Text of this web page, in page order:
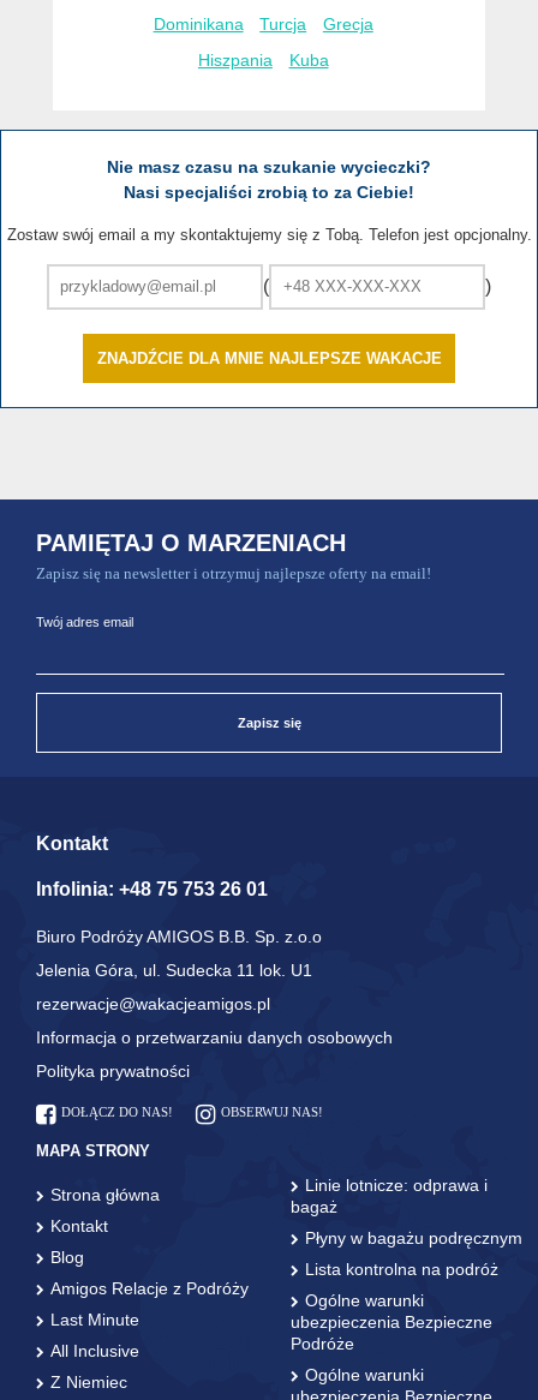
Dominikana
Turcja Grecja
Hiszpania Kuba
Nie masz czasu na szukanie wycieczki?
Nasi specjaliści zrobią to za Ciebie!
Zostaw swój email a my skontaktujemy się z Tobą. Telefon jest opcjonalny.
( )
ZNAJDŹCIE DLA MNIE NAJLEPSZE WAKACJE
PAMIĘTAJ O MARZENIACH
Zapisz się na newsletter i otrzymuj najlepsze oferty na email!
Twój adres email
Zapisz się
Kontakt
Infolinia: +48 75 753 26 01
Biuro Podróży AMIGOS B.B. Sp. z.o.o
Jelenia Góra, ul. Sudecka 11 lok. U1
rezerwacje@wakacjeamigos.pl
Informacja o przetwarzaniu danych osobowych
Polityka prywatności
DOŁĄCZ DO NAS! OBSERWUJ NAS!
MAPA STRONY
Strona główna
Kontakt
Blog
Amigos Relacje z Podróży
Last Minute
All Inclusive
Z Niemiec
Linie lotnicze: odprawa i
bagaż
Płyny w bagażu podręcznym
Lista kontrolna na podróż
Ogólne warunki
ubezpieczenia Bezpieczne
Podróże
Ogólne warunki